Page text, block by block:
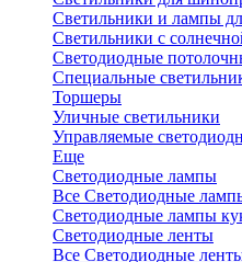
Светильники и лампы
Светильники с
Светодиодные
Специальные
Торшеры
Уличные светильники
Управляемые
Еще
Светодиодные лампы
Все Светодиодные
Светодиодные лампы
Светодиодные ленты
Все Светодиодные